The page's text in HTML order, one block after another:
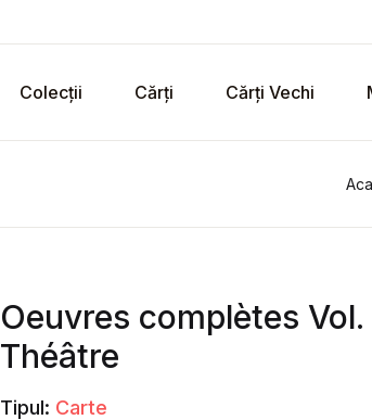
Colecții Cărți Cărți Vechi
Oeuvres complètes Vol.
Théâtre
Tipul: Carte